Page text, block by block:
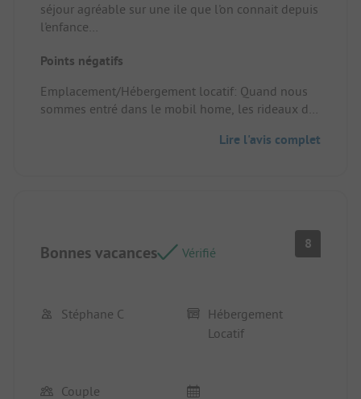
séjour agréable sur une ile que l'on connait depuis
l'enfance
récent et bien équipé.
Points négatifs
Emplacement/Hébergement locatif: Quand nous
sommes entré dans le mobil home, les rideaux des
rideaux les vitres étaient couvertes de fientes
Lire l'avis complet
Bonnes vacances Vérifié
8
Stéphane C
Hébergement
Locatif
Couple